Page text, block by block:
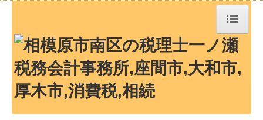
トップページ
TKCシステムQ&A
経営革新等支援機関とは